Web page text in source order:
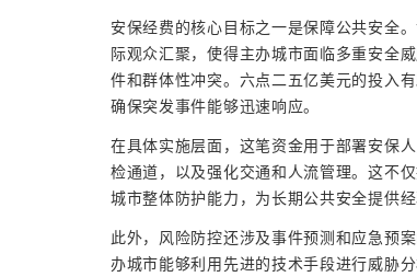
安保经费的核心目标之一是保障公共安全
际观众汇聚，使得主办城市面临多重安全
件和群体性冲突。六点二五亿美元的投入
确保突发事件能够迅速响应。
在具体实施层面，这笔资金用于部署安保
检通道，以及强化交通和人流管理。这不
城市整体防护能力，为长期公共安全提供经
此外，风险防控还涉及事件预测和应急预
办城市能够利用先进的技术手段进行威胁